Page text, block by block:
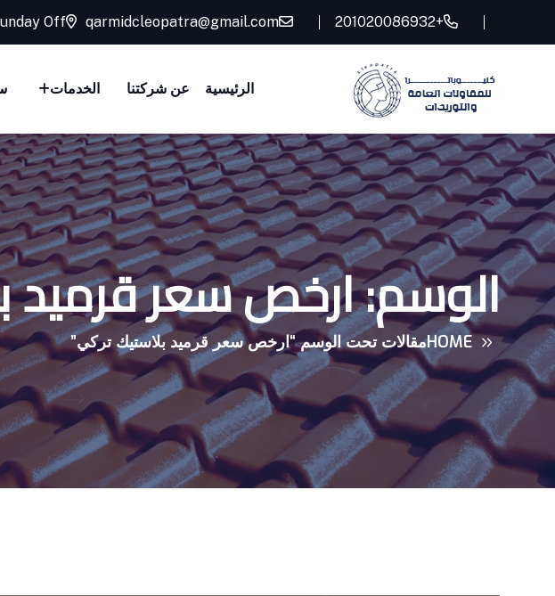
+201020086932
qarmidcleopatra@gmail.com
Off
الرئيسية عن شركتنا الخدمات
الوسم:ارخص سعر قرميد
HOMEمقالات تحت الوسم “ارخص سعر قرميد بلاستيك تركي”